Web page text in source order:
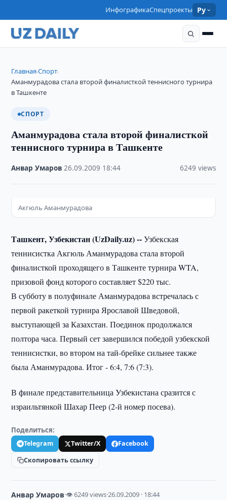
ИнфографикаСпецпроекты Ру
Главная›Спорт›
Аманмурадова стала второй финалисткой теннисного турнира
в Ташкенте
СПОРТ
Аманмурадова стала второй финалисткой
теннисного турнира в Ташкенте
Анвар Умаров ·26.09.2009 18:44 6249 views
Акгюль Аманмурадова
Ташкент, Узбекистан (UzDaily.uz) --Узбекская
теннисистка Акгюль Аманмурадова стала второй
финалисткой проходящего в Ташкенте турнира WTA,
призовой фонд которого составляет $220 тыс.
В субботу в полуфинале Аманмурадова встречалась с
первой ракеткой турнира Ярославой Шведовой,
выступающей за Казахстан. Поединок продолжался
полтора часа. Первый сет завершился победой узбекской
теннисистки, во втором на тай-брейке сильнее также
была Аманмурадова. Итог - 6:4, 7:6 (7:3).
В финале представительница Узбекистана сразится с
израильтянкой Шахар Пеер (2-й номер посева).
Поделиться:
Telegram Twitter/X
Facebook
Скопировать ссылку
Анвар Умаров·👁 6249 views·26.09.2009 · 18:44